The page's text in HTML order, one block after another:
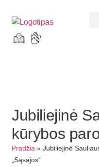
Jubiliejinė
kūrybos
Pradžia » Jubiliejinė
„Sąsajos“